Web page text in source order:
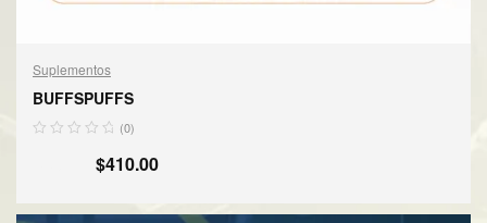
Suplementos
BUFFSPUFFS
(0)
$410.00